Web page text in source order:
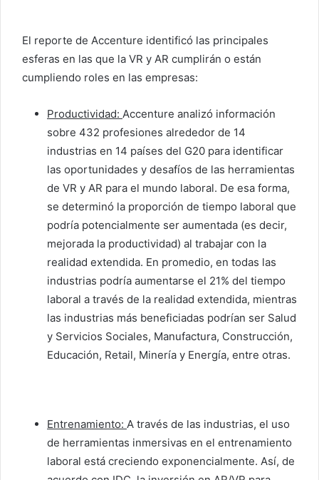
El reporte de Accenture identificó las principales
esferas en las que la VR y AR cumplirán o están
cumpliendo roles en las empresas:
Productividad: Accenture analizó información
sobre 432 profesiones alrededor de 14
industrias en 14 países del G20 para identificar
las oportunidades y desafíos de las herramientas
de VR y AR para el mundo laboral. De esa forma,
se determinó la proporción de tiempo laboral que
podría potencialmente ser aumentada (es decir,
mejorada la productividad) al trabajar con la
realidad extendida. En promedio, en todas las
industrias podría aumentarse el 21% del tiempo
laboral a través de la realidad extendida, mientras
las industrias más beneficiadas podrían ser Salud
y Servicios Sociales, Manufactura, Construcción,
Educación, Retail, Minería y Energía, entre otras.
Entrenamiento: A través de las industrias, el uso
de herramientas inmersivas en el entrenamiento
laboral está creciendo exponencialmente. Así, de